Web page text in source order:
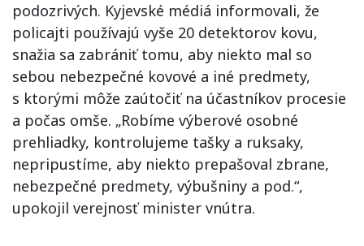
podozrivých. Kyjevské médiá informovali, že
policajti používajú vyše 20 detektorov kovu,
snažia sa zabrániť tomu, aby niekto mal so
sebou nebezpečné kovové a iné predmety,
s ktorými môže zaútočiť na účastníkov procesie
a počas omše. „Robíme výberové osobné
prehliadky, kontrolujeme tašky a ruksaky,
nepripustíme, aby niekto prepašoval zbrane,
nebezpečné predmety, výbušniny a pod.“,
upokojil verejnosť minister vnútra.